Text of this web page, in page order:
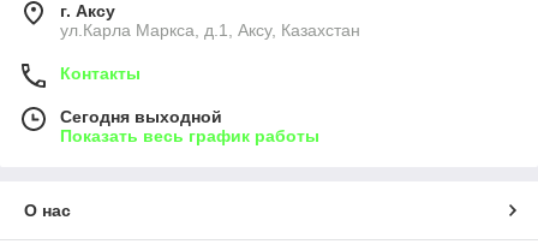
г. Аксу
ул.Карла Маркса, д.1, Аксу, Казахстан
Контакты
Сегодня выходной
Показать весь график работы
О нас